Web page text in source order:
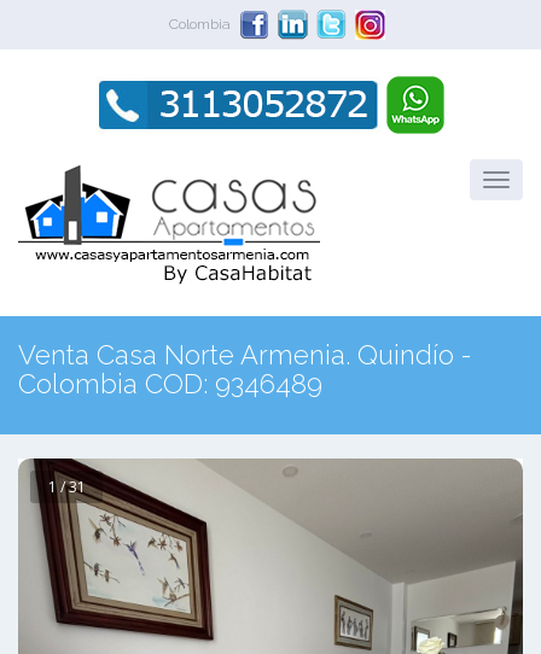
Colombia
Venta Casa Norte Armenia. Quindío -
Colombia COD: 9346489
1 / 31